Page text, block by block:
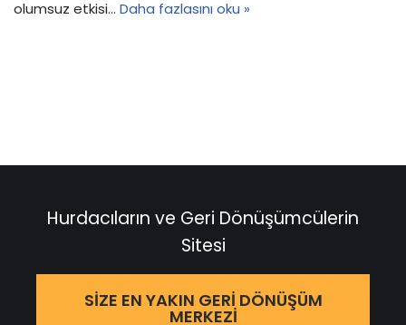
olumsuz etkisi… Daha fazlasını oku »
Hurdacıların ve Geri Dönüşümcülerin
Sitesi
SIZE EN YAKIN GERI DÖNÜŞÜM
MERKEZI